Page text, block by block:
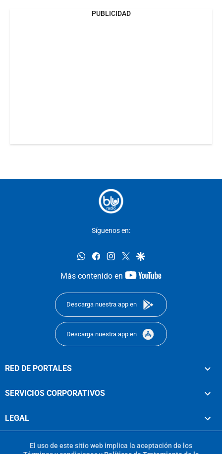
PUBLICIDAD
Síguenos en:
whatsappfacebookinstagram
twittergoogle
Más contenido en
youtube-
Descarga nuestra app en
Descarga nuestra app en
RED DE PORTALES
SERVICIOS CORPORATIVOS
LEGAL
El uso de este sitio web implica la aceptación de los